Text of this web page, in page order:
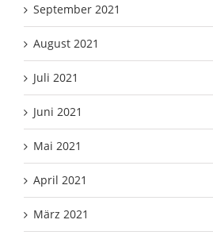
September 2021
August 2021
Juli 2021
Juni 2021
Mai 2021
April 2021
März 2021